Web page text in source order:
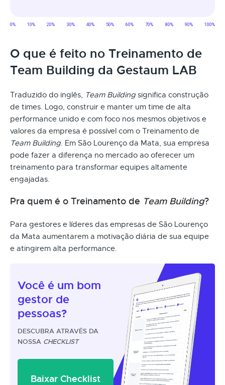
O que é feito no Treinamento de
Team Building da Gestaum LAB
Traduzido do inglês, Team Building significa construção
de times. Logo, construir e manter um time de alta
performance unido e com foco nos mesmos objetivos e
valores da empresa é possível com o Treinamento de
Team Building. Em São Lourenço da Mata, sua empresa
pode fazer a diferença no mercado ao oferecer um
treinamento para transformar equipes altamente
engajadas.
Pra quem é o Treinamento de Team Building?
Para gestores e líderes das empresas de São Lourenço
da Mata aumentarem a motivação diária de sua equipe
e atingirem alta performance.
Você é um bom
gestor de
pessoas?
DESCUBRA ATRAVÉS DA
NOSSA CHECKLIST
Baixar Checklist